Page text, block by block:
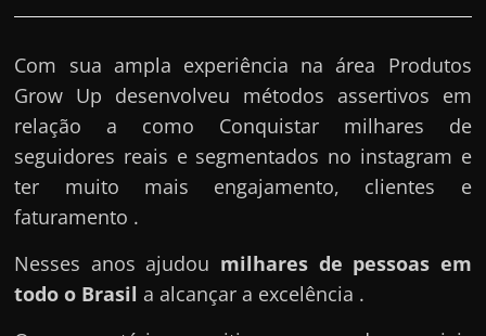
Com sua ampla experiência na área Produtos
Grow Up desenvolveu métodos assertivos em
relação a como Conquistar milhares de
seguidores reais e segmentados no instagram e
ter muito mais engajamento, clientes e
faturamento .
Nesses anos ajudou milhares de pessoas em
todo o Brasil a alcançar a excelência .